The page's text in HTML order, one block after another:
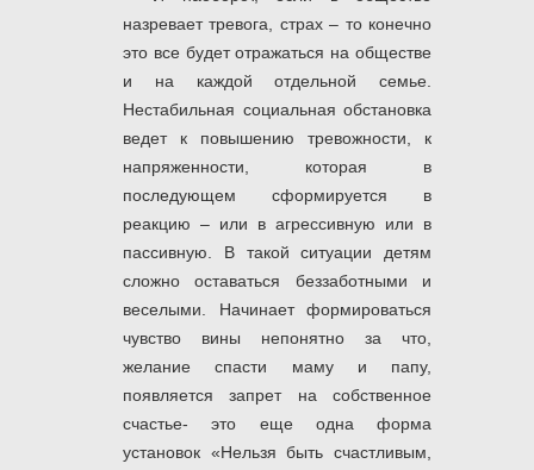
назревает тревога, страх – то конечно
это все будет отражаться на обществе
и на каждой отдельной семье.
Нестабильная социальная обстановка
ведет к повышению тревожности, к
напряженности, которая в
последующем сформируется в
реакцию – или в агрессивную или в
пассивную. В такой ситуации детям
сложно оставаться беззаботными и
веселыми. Начинает формироваться
чувство вины непонятно за что,
желание спасти маму и папу,
появляется запрет на собственное
счастье- это еще одна форма
установок «Нельзя быть счастливым,